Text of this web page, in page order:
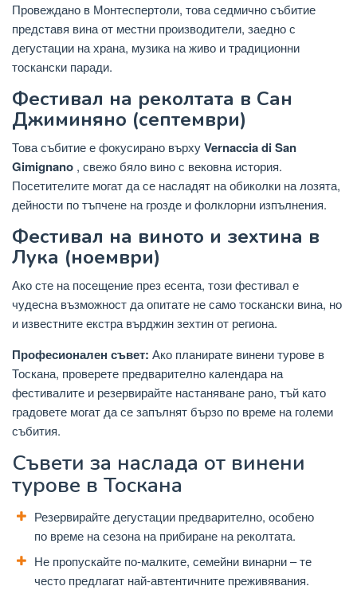
Провеждано в Монтеспертоли, това седмично събитие
представя вина от местни производители, заедно с
дегустации на храна, музика на живо и традиционни
тоскански паради.
Фестивал на реколтата в Сан
Джиминяно (септември)
Това събитие е фокусирано върхуVernaccia di San
Gimignano , свежо бяло вино с вековна история.
Посетителите могат да се насладят на обиколки на лозята,
дейности по тъпчене на грозде и фолклорни изпълнения.
Фестивал на виното и зехтина в
Лука (ноември)
Ако сте на посещение през есента, този фестивал е
чудесна възможност да опитате не само тоскански вина, но
и известните екстра върджин зехтин от региона.
Професионален съвет: Ако планирате винени турове в
Тоскана, проверете предварително календара на
фестивалите и резервирайте настаняване рано, тъй като
градовете могат да се запълнят бързо по време на големи
събития.
Съвети за наслада от винени
турове в Тоскана
Резервирайте дегустации предварително, особено
по време на сезона на прибиране на реколтата.
Не пропускайте по-малките, семейни винарни – те
често предлагат най-автентичните преживявания.